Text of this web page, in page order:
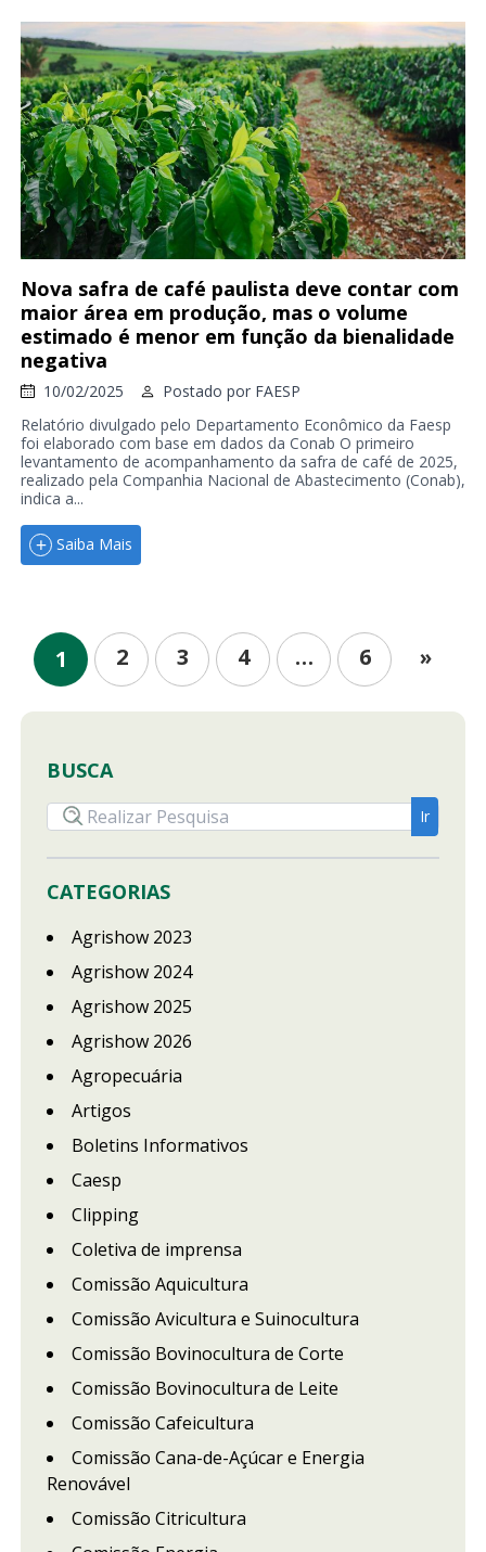
Nova safra de café paulista deve contar com
maior área em produção, mas o volume
estimado é menor em função da bienalidade
negativa
10/02/2025 Postado por FAESP
Relatório divulgado pelo Departamento Econômico da Faesp
foi elaborado com base em dados da Conab O primeiro
levantamento de acompanhamento da safra de café de 2025,
realizado pela Companhia Nacional de Abastecimento (Conab),
indica a...
Saiba Mais
1 2 3 4 … 6 »
BUSCA
CATEGORIAS
Agrishow 2023
Agrishow 2024
Agrishow 2025
Agrishow 2026
Agropecuária
Artigos
Boletins Informativos
Caesp
Clipping
Coletiva de imprensa
Comissão Aquicultura
Comissão Avicultura e Suinocultura
Comissão Bovinocultura de Corte
Comissão Bovinocultura de Leite
Comissão Cafeicultura
Comissão Cana-de-Açúcar e Energia
Renovável
Comissão Citricultura